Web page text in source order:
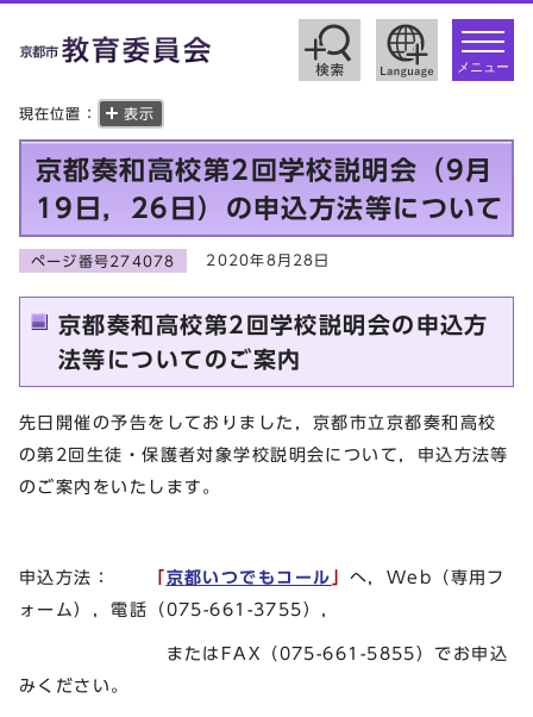
toggle
メニュー
現在位置： 表示
京都奏和高校第2回学校説明会（9月
19日，26日）の申込方法等について
ページ番号274078 2020年8月28日
京都奏和高校第2回学校説明会の申込方
法等についてのご案内
先日開催の予告をしておりました，京都市立京都奏和高校
の第2回生徒・保護者対象学校説明会について，申込方法等
のご案内をいたします。
申込方法： 「京都いつでもコール 」 へ，Web（専用フ
ォーム），電話（075-661-3755），
またはFAX（075-661-5855）でお申込
みください。